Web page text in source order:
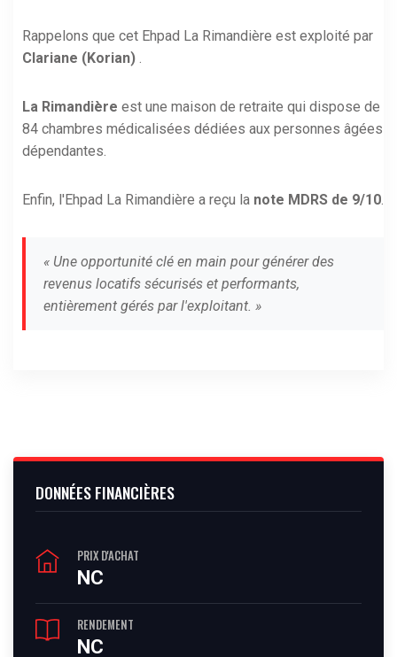
Rappelons que cet Ehpad La Rimandière est exploité par
Clariane (Korian) .
La Rimandière est une maison de retraite qui dispose de
84 chambres médicalisées dédiées aux personnes âgées
dépendantes.
Enfin, l'Ehpad La Rimandière a reçu la note MDRS de 9/10.
« Une opportunité clé en main pour générer des
revenus locatifs sécurisés et performants,
entièrement gérés par l'exploitant. »
DONNÉES FINANCIÈRES
PRIX D'ACHAT
NC
RENDEMENT
NC